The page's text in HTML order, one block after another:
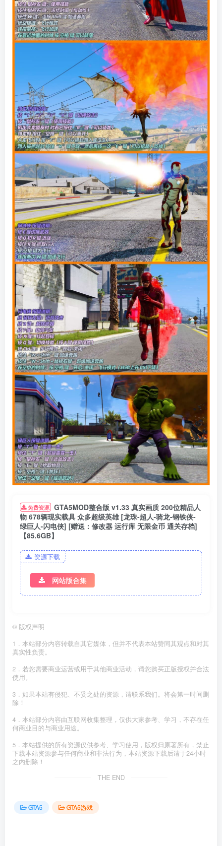
免费资源 GTA5MOD整合版 v1.33 真实画质 200位精品人
物 678辆现实载具 众多超级英雄 [龙珠-超人-骑龙-钢铁侠-
绿巨人-闪电侠] [赠送：修改器 运行库 无限金币 通关存档]
【85.6GB】
资源下载
网站版合集
© 版权声明
1．本站部分内容转载自其它媒体，但并不代表本站赞同其观点和对其
真实性负责。
2．若您需要商业运营或用于其他商业活动，请您购买正版授权并合法
使用。
3．如果本站有侵犯、不妥之处的资源，请联系我们。将会第一时间删
除！
4．本站部分内容由互联网收集整理，仅供大家参考、学习，不存在任
何商业目的与商业用途。
5．本站提供的所有资源仅供参考、学习使用，版权归原著所有，禁止
下载本站资源参与任何商业和非法行为，本站资源下载后请于24小时
之内删除！
THE END
GTA5 GTA5游戏